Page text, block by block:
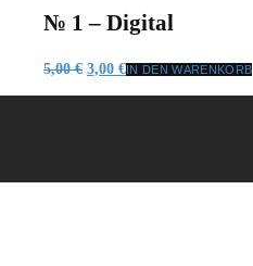
№ 1 – Digital
5,00€ Ursprünglicher
3,00 €Aktueller
IN DEN WARENKORB